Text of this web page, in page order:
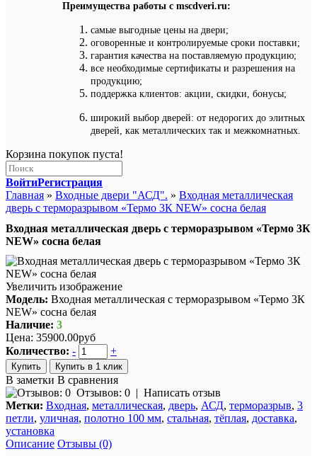
Преимущества работы с mscdveri.ru:
самые выгодные цены на двери;
оговоренные и контролируемые сроки поставки;
гарантия качества на поставляемую продукцию;
все необходимые сертификаты и разрешения на
продукцию;
поддержка клиентов: акции, скидки, бонусы;
широкий выбор дверей: от недорогих до элитных
дверей, как металлических так и межкомнатных.
Корзина покупок пуста!
ВойтиРегистрация
Главная » Входные двери "АСД". » Входная металлическая
дверь с терморазрывом «Термо 3К NEW» сосна белая
Входная металлическая дверь с терморазрывом «Термо 3К
NEW» сосна белая
Увеличить изображение
Модель: Входная металлическая с терморазрывом «Термо 3К
NEW» сосна белая
Наличие: 3
Цена: 35900.00руб
Количество: - +
Купить в 1 клик
В заметки В сравнения
Отзывов: 0 | Написать отзыв
Метки: Входная, металлическая, дверь, АСД, терморазрыв, 3
петли, уличная, полотно 100 мм, стальная, тёплая, доставка,
установка
Описание Отзывы (0)